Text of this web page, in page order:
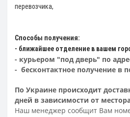
перевозчика,
Способы получения:
- ближайшее отделение в вашем
- курьером "под дверь" по
- бесконтактное получение в
По Украине происходит
дней в зависимости от
Наш менеджер сообщит Вам